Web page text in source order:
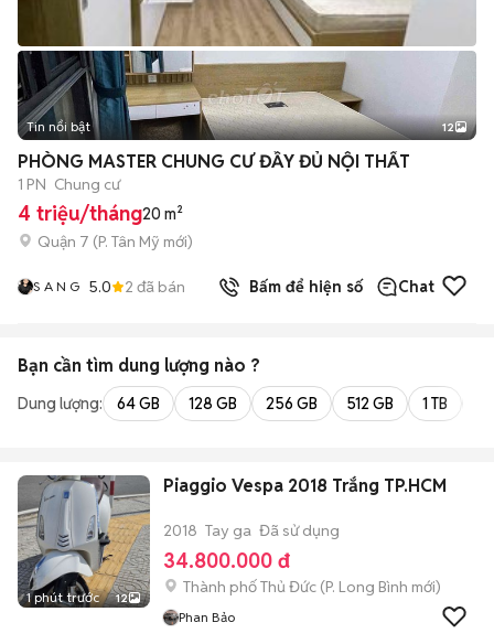
+2
Tin nổi bật 12
PHÒNG MASTER CHUNG CƯ ĐẦY ĐỦ NỘI THẤT
1 PN Chung cư
4 triệu/tháng20 m²
Quận 7 (P. Tân Mỹ mới)
S A N G 5.0 2 đã bán Bấm để hiện số Chat
Bạn cần tìm dung lượng nào ?
Dung lượng: 64 GB 128 GB 256 GB 512 GB 1 TB
1 phút trước 12
Piaggio Vespa 2018 Trắng TP.HCM
2018 Tay ga Đã sử dụng
34.800.000 đ
Thành phố Thủ Đức (P. Long Bình mới)
Phan Bảo